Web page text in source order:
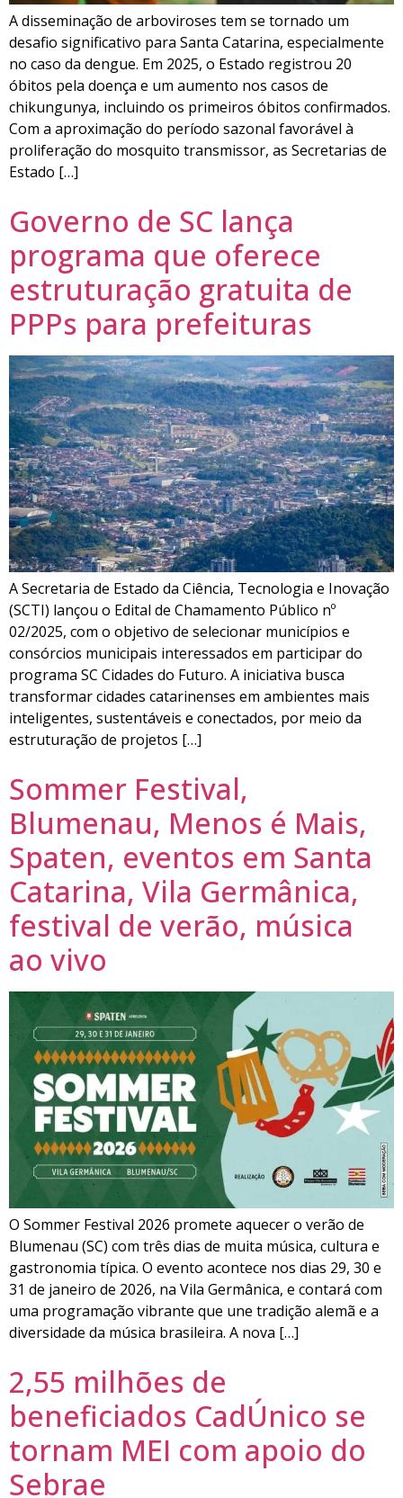
A disseminação de arboviroses tem se tornado um
desafio significativo para Santa Catarina, especialmente
no caso da dengue. Em 2025, o Estado registrou 20
óbitos pela doença e um aumento nos casos de
chikungunya, incluindo os primeiros óbitos confirmados.
Com a aproximação do período sazonal favorável à
proliferação do mosquito transmissor, as Secretarias de
Estado […]
Governo de SC lança
programa que oferece
estruturação gratuita de
PPPs para prefeituras
A Secretaria de Estado da Ciência, Tecnologia e Inovação
(SCTI) lançou o Edital de Chamamento Público nº
02/2025, com o objetivo de selecionar municípios e
consórcios municipais interessados em participar do
programa SC Cidades do Futuro. A iniciativa busca
transformar cidades catarinenses em ambientes mais
inteligentes, sustentáveis e conectados, por meio da
estruturação de projetos […]
Sommer Festival,
Blumenau, Menos é Mais,
Spaten, eventos em Santa
Catarina, Vila Germânica,
festival de verão, música
ao vivo
O Sommer Festival 2026 promete aquecer o verão de
Blumenau (SC) com três dias de muita música, cultura e
gastronomia típica. O evento acontece nos dias 29, 30 e
31 de janeiro de 2026, na Vila Germânica, e contará com
uma programação vibrante que une tradição alemã e a
diversidade da música brasileira. A nova […]
2,55 milhões de
beneficiados CadÚnico se
tornam MEI com apoio do
Sebrae